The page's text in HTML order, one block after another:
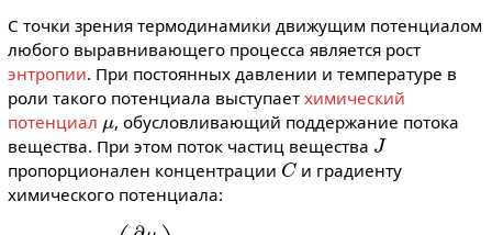
С точки зрения термодинамики движущим потенциалом
любого выравнивающего процесса является рост
энтропии. При постоянных давлении и температуре в
роли такого потенциала выступает химический
потенциал
μ
, обусловливающий поддержание потока
вещества. При этом поток частиц вещества
J
пропорционален концентрации
C
и градиенту
химического потенциала: